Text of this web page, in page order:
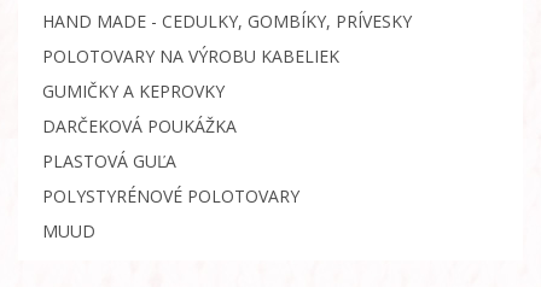
HAND MADE - CEDULKY, GOMBÍKY, PRÍVESKY
POLOTOVARY NA VÝROBU KABELIEK
GUMIČKY A KEPROVKY
DARČEKOVÁ POUKÁŽKA
PLASTOVÁ GUĽA
POLYSTYRÉNOVÉ POLOTOVARY
MUUD